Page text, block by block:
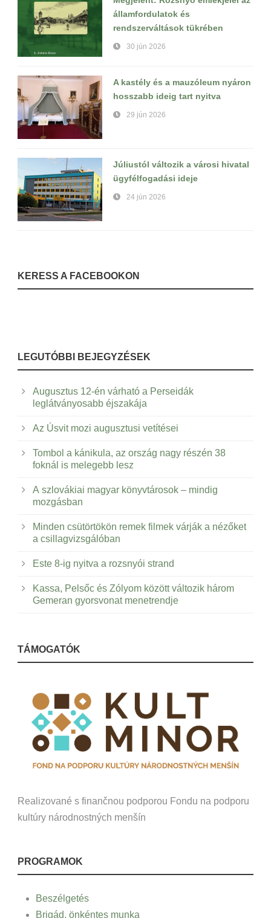
államfordulatok és
rendszerváltások tükrében
30 jún 2026
A kastély és a mauzóleum nyáron
hosszabb ideig tart nyitva
29 jún 2026
Júliustól változik a városi hivatal
ügyfélfogadási ideje
24 jún 2026
KERESS A FACEBOOKON
LEGUTÓBBI BEJEGYZÉSEK
Augusztus 12-én várható a Perseidák
leglátványosabb éjszakája
Az Úsvit mozi augusztusi vetítései
Tombol a kánikula, az ország nagy részén 38
foknál is melegebb lesz
A szlovákiai magyar könyvtárosok – mindig
mozgásban
Minden csütörtökön remek filmek várják a nézőket
a csillagvizsgálóban
Este 8-ig nyitva a rozsnyói strand
Kassa, Pelsőc és Zólyom között változik három
Gemeran gyorsvonat menetrendje
TÁMOGATÓK
Realizované s finančnou podporou Fondu na podporu
kultúry národnostných menšín
PROGRAMOK
Beszélgetés
Brigád, önkéntes munka